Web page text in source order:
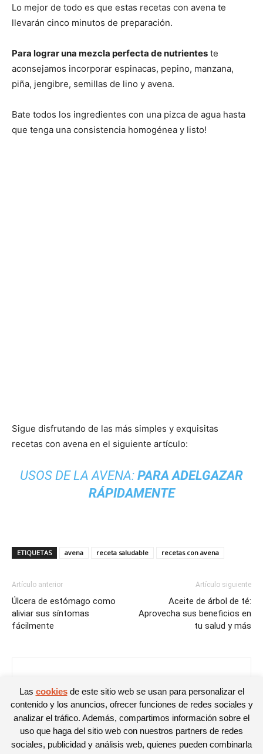
Lo mejor de todo es que estas recetas con avena te
llevarán cinco minutos de preparación.
Para lograr una mezcla perfecta de nutrientes te
aconsejamos incorporar espinacas, pepino, manzana,
piña, jengibre, semillas de lino y avena.
Bate todos los ingredientes con una pizca de agua hasta
que tenga una consistencia homogénea y listo!
Sigue disfrutando de las más simples y exquisitas
recetas con avena en el siguiente artículo:
USOS DE LA AVENA: PARA ADELGAZAR
RÁPIDAMENTE
ETIQUETAS avena receta saludable recetas con avena
Artículo anterior
Úlcera de estómago como
aliviar sus síntomas
fácilmente
Artículo siguiente
Aceite de árbol de té:
Aprovecha sus beneficios en
tu salud y más
Las cookiesde este sitio web se usan para personalizar el
contenido y los anuncios, ofrecer funciones de redes sociales y
analizar el tráfico. Además, compartimos información sobre el
uso que haga del sitio web con nuestros partners de redes
sociales, publicidad y análisis web, quienes pueden combinarla